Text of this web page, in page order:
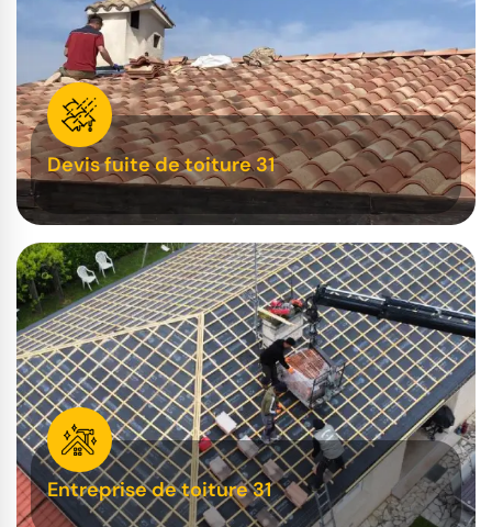
Devis fuite de toiture 31
Entreprise de toiture 31